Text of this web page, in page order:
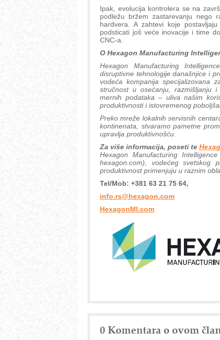
Ipak, evolucija kontrolera se na
podležu bržem zastarevanju nego
hardvera. A zahtevi koje
podsticati još veće inovacije i time
CNC-a.
O Hexagon Manufacturing
Hexagon Manufacturing
disruptivne tehnologije današnjice i
vodeća kompanija specijalizovana
stručnost u osećanju, razmišljanju
mernih podataka – uliva našim
produktivnosti i istovremenog
Preko mreže lokalnih servisnih
kontinenata, stvaramo pametne
upravlja produktivnošću.
Za više informacija, poseti te
Hexagon Manufacturing
hexagon.com), vodećeg svetskog
produktivnost primenjuju u raznim
Tel/Mob: +381 63 21 75 64,
info.rs@hexagon.com
HexagonMI.com
0 Komentara o ovom